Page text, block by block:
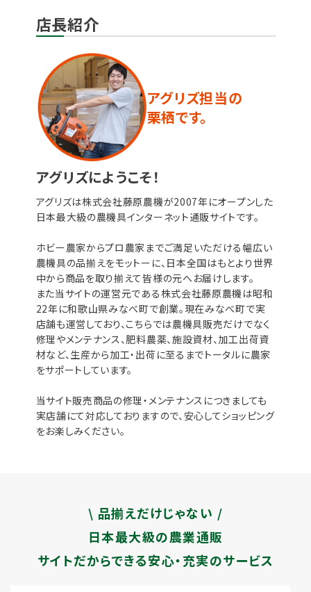
店長紹介
アグリズ担当の
栗栖です。
アグリズにようこそ！
アグリズは株式会社藤原農機が2007年にオープンした
日本最大級の農機具インターネット通販サイトです。
ホビー農家からプロ農家までご満足いただける幅広い
農機具の品揃えをモットーに、日本全国はもとより世界
中から商品を取り揃えて皆様の元へお届けします。
また当サイトの運営元である株式会社藤原農機は昭和
22年に和歌山県みなべ町で創業。現在みなべ町で実
店舗も運営しており、こちらでは農機具販売だけでなく
修理やメンテナンス、肥料農薬、施設資材、加工出荷資
材など、生産から加工・出荷に至るまでトータルに農家
をサポートしています。
当サイト販売商品の修理・メンテナンスにつきましても
実店舗にて対応しておりますので、安心してショッピング
をお楽しみください。
\ 品揃えだけじゃない /
日本最大級の農業通販
サイトだからできる安心・充実のサービス